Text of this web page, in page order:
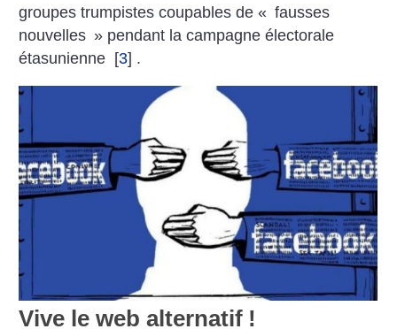
groupes trumpistes coupables de « fausses
nouvelles » pendant la campagne électorale
étasunienne [3] .
Vive le web alternatif !